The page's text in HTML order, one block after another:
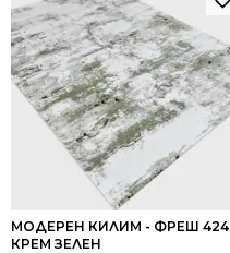
МОДЕРЕН КИЛИМ - ФРЕШ 424
КРЕМ ЗЕЛЕН